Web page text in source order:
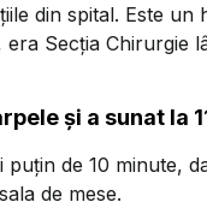
din spital. Este
Secția Chirurgie
și a sunat la
puțin de 10 minute,
de mese.